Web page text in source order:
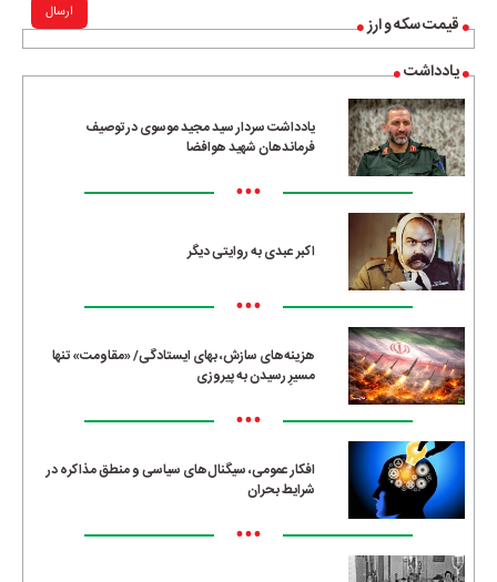
قیمت سکه و ارز
یادداشت
یادداشت سردار سید مجید موسوی در توصیف
فرماندهان شهید هوافضا
•••
اکبر عبدی به روایتی دیگر
•••
هزینه‌های سازش، بهای ایستادگی/ «مقاومت» تنها
مسیرِ رسیدن به پیروزی
•••
افکار عمومی، سیگنال‌های سیاسی و منطق مذاکره در
شرایط بحران
•••
ارسال